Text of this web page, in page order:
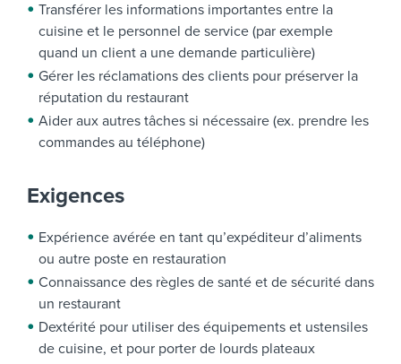
Transférer les informations importantes entre la
cuisine et le personnel de service (par exemple
quand un client a une demande particulière)
Gérer les réclamations des clients pour préserver la
réputation du restaurant
Aider aux autres tâches si nécessaire (ex. prendre les
commandes au téléphone)
Exigences
Expérience avérée en tant qu’expéditeur d’aliments
ou autre poste en restauration
Connaissance des règles de santé et de sécurité dans
un restaurant
Dextérité pour utiliser des équipements et ustensiles
de cuisine, et pour porter de lourds plateaux